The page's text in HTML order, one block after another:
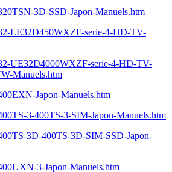
3D-SSD-Japon-Manuels.htm
LE32D450WXZF-serie-4-HD-TV-
UE32D4000WXZF-serie-4-HD-TV-
Manuels.htm
Japon-Manuels.htm
3-400TS-3-SIM-Japon-Manuels.htm
3D-400TS-3D-SIM-SSD-Japon-
3-Japon-Manuels.htm